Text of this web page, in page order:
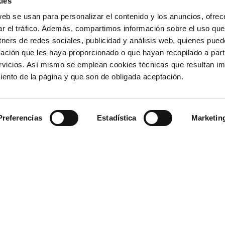
se usan para personalizar el contenido y los anuncios,
el tráfico. Además, compartimos información sobre el uso
de redes sociales, publicidad y análisis web, quienes
que les haya proporcionado o que hayan recopilado a
Así mismo se emplean cookies técnicas que resultan
de la página y que son de obligada aceptación.
Estadística
963 939 500
900 859 573*
Ministerio de
Puertos del
Derecho de
Canal Ético
Canal Externo
Asociación de